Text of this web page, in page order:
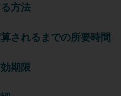
方法
されるまでの所要時間
期限